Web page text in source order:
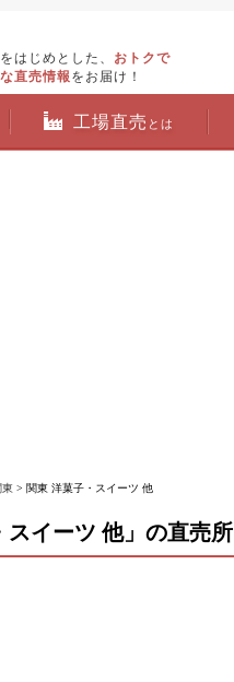
はじめとした、 おトクで
直売情報 をお届け！
工場直売 とは
東 > 関東 洋菓子・スイーツ 他
スイーツ 他」の直売所